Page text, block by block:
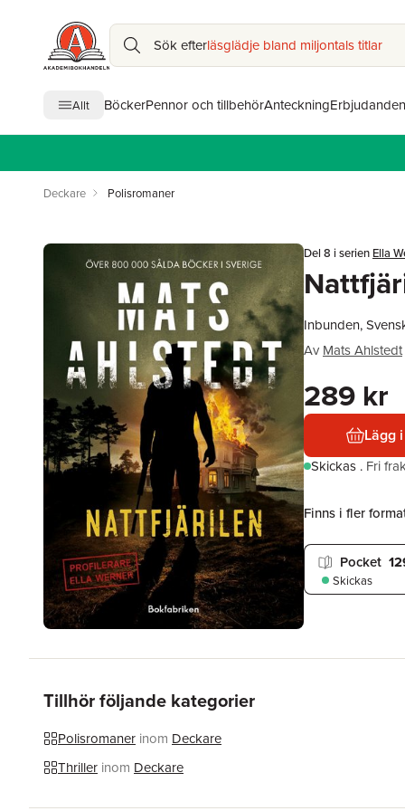
Sök efterläsglädje bland miljontals titlar
Allt BöckerPennor och tillbehörAnteckningErbjudanden
Deckare Polisromaner
Del 8 i serien Ella
Inbunden,
Av Mats Ahlstedt
289 kr
Lägg
Skickas . Fri
Finns i fler
Pocket
Skickas
Tillhör följande kategorier
Polisromaner inom Deckare
Thriller inom Deckare